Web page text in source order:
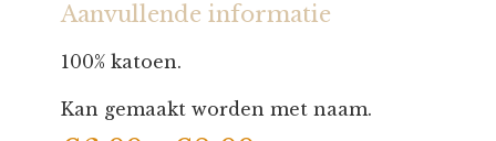
Aanvullende informatie
100% katoen.
Kan gemaakt worden met naam.